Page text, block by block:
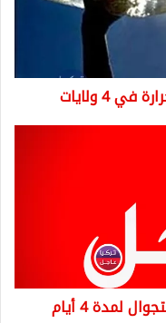
4 ولايات
لمدة 4 أيام